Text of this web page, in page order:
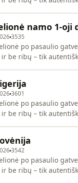
Vytas namo 1-oji
3535
po pasaulio
be ribų – tik
Vytas
3601
po pasaulio
be ribų – tik
Vytas
3542
po pasaulio
be ribų – tik